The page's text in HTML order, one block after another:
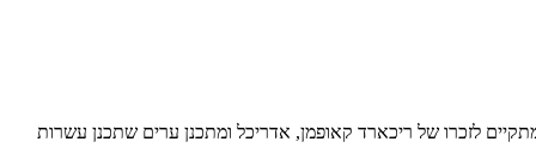
לזכרו של ריכארד קאופמן, אדריכל ומתכנן ערים שתכנן עשרות